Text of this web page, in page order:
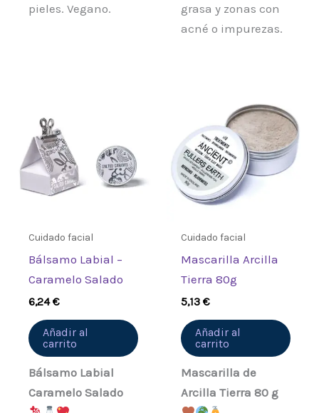
pieles. Vegano.
grasa y zonas con
acné o impurezas.
Cuidado facial
Bálsamo Labial –
Caramelo Salado
6,24€
Añadir al
carrito
Bálsamo Labial
Caramelo Salado
Cuidado facial
Mascarilla Arcilla
Tierra 80g
5,13€
Añadir al
carrito
Mascarilla de
Arcilla Tierra 80 g